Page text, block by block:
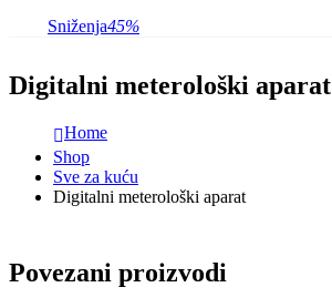
Sniženja45%
Digitalni meterološki aparat
Home
Shop
Sve za kuću
Digitalni meterološki aparat
Povezani proizvodi